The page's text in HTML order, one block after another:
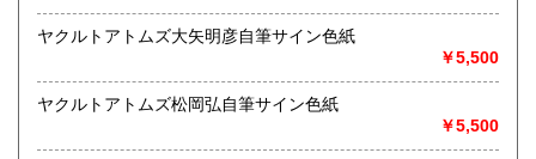
ヤクルトアトムズ大矢明彦自筆サイン色紙
￥5,500
ヤクルトアトムズ松岡弘自筆サイン色紙
￥5,500